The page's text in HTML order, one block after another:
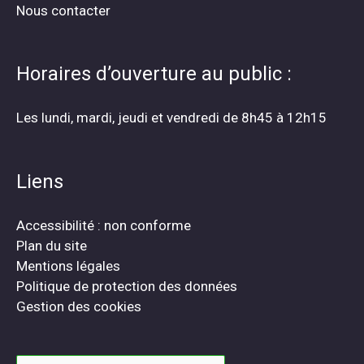
Nous contacter
Horaires d’ouverture au public :
Les lundi, mardi, jeudi et vendredi de 8h45 à 12h15
Liens
Accessibilité : non conforme
Plan du site
Mentions légales
Politique de protection des données
Gestion des cookies